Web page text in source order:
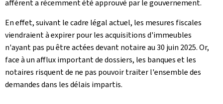
afférent a récemment été approuvé par le gouvernement.
En effet, suivant le cadre légal actuel, les mesures fiscales
viendraient à expirer pour les acquisitions d'immeubles
n'ayant pas pu être actées devant notaire au 30 juin 2025. Or,
face à un afflux important de dossiers, les banques et les
notaires risquent de ne pas pouvoir traiter l'ensemble des
demandes dans les délais impartis.